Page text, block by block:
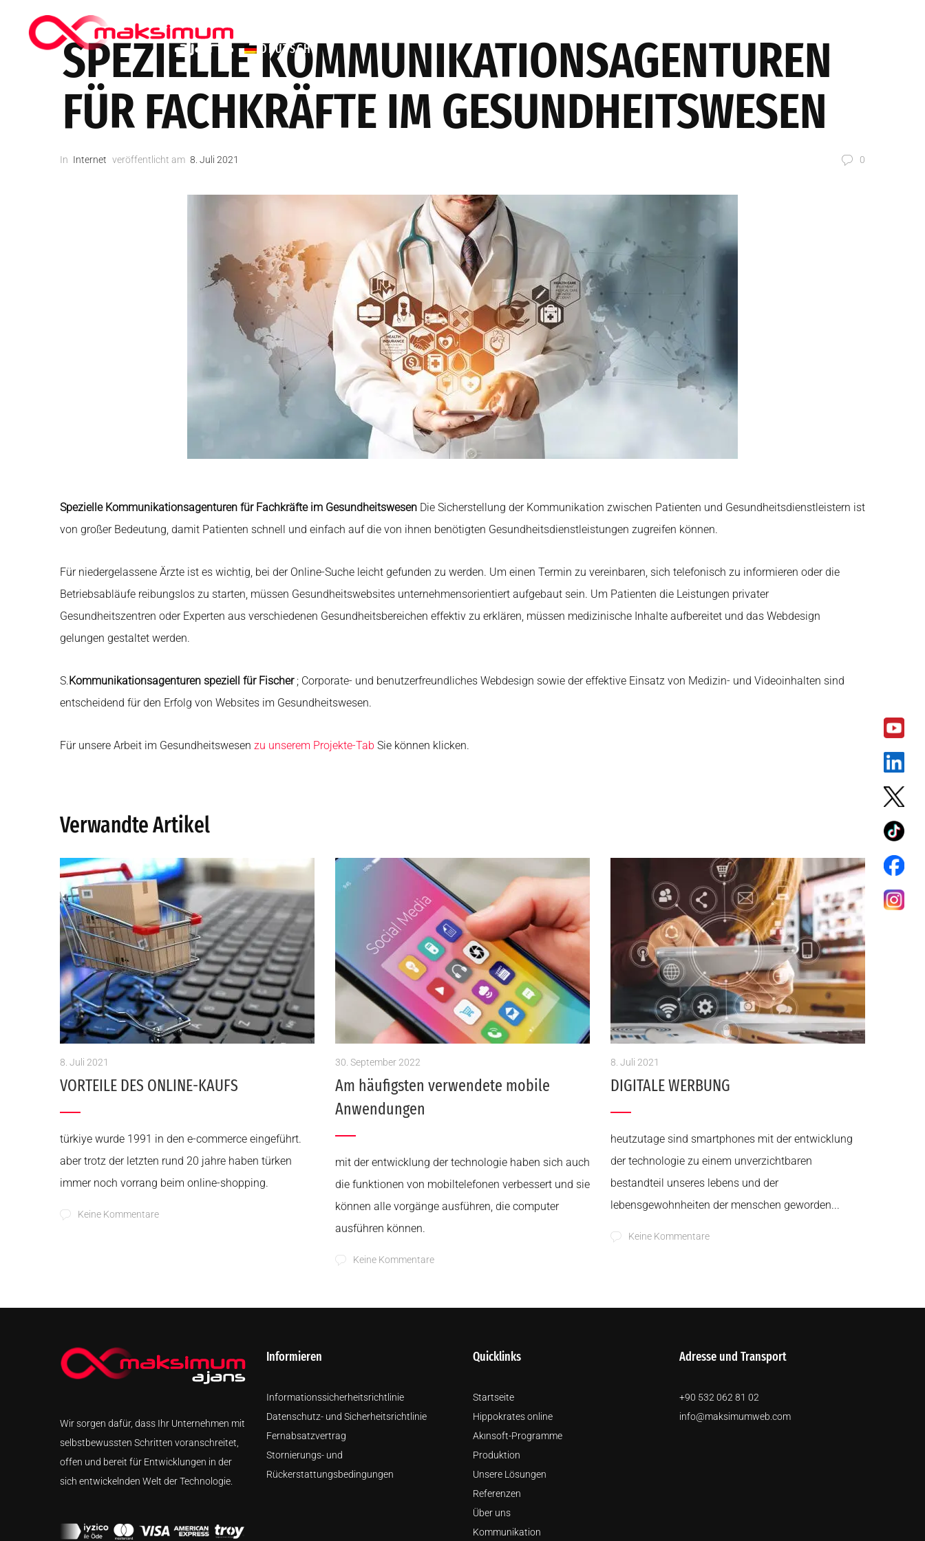
DEUTSCH
SPEZIELLE KOMMUNIKATIONSAGENTUREN
FÜR FACHKRÄFTE IM GESUNDHEITSWESEN
In Internet veröffentlicht am 8. Juli 2021 0
Spezielle Kommunikationsagenturen für Fachkräfte im Gesundheitswesen Die Sicherstellung der Kommunikation zwischen Patienten und Gesundheitsdienstleistern ist
von großer Bedeutung, damit Patienten schnell und einfach auf die von ihnen benötigten Gesundheitsdienstleistungen zugreifen können.
Für niedergelassene Ärzte ist es wichtig, bei der Online-Suche leicht gefunden zu werden. Um einen Termin zu vereinbaren, sich telefonisch zu informieren oder die
Betriebsabläufe reibungslos zu starten, müssen Gesundheitswebsites unternehmensorientiert aufgebaut sein. Um Patienten die Leistungen privater
Gesundheitszentren oder Experten aus verschiedenen Gesundheitsbereichen effektiv zu erklären, müssen medizinische Inhalte aufbereitet und das Webdesign
gelungen gestaltet werden.
S.Kommunikationsagenturen speziell für Fischer; Corporate- und benutzerfreundliches Webdesign sowie der effektive Einsatz von Medizin- und Videoinhalten sind
entscheidend für den Erfolg von Websites im Gesundheitswesen.
Für unsere Arbeit im Gesundheitswesen zu unserem Projekte-Tab Sie können klicken.
Verwandte Artikel
8. Juli 2021
VORTEILE DES ONLINE-KAUFS
türkiye wurde 1991 in den e-commerce eingeführt.
aber trotz der letzten rund 20 jahre haben türken
immer noch vorrang beim online-shopping.
Keine Kommentare
30. September 2022
Am häufigsten verwendete mobile
Anwendungen
mit der entwicklung der technologie haben sich auch
die funktionen von mobiltelefonen verbessert und sie
können alle vorgänge ausführen, die computer
ausführen können.
Keine Kommentare
8. Juli 2021
DIGITALE WERBUNG
heutzutage sind smartphones mit der entwicklung
der technologie zu einem unverzichtbaren
bestandteil unseres lebens und der
lebensgewohnheiten der menschen geworden...
Keine Kommentare
Wir sorgen dafür, dass Ihr Unternehmen mit
selbstbewussten Schritten voranschreitet,
offen und bereit für Entwicklungen in der
sich entwickelnden Welt der Technologie.
Informieren
Informationssicherheitsrichtlinie
Datenschutz- und Sicherheitsrichtlinie
Fernabsatzvertrag
Stornierungs- und
Rückerstattungsbedingungen
Quicklinks
Startseite
Hippokrates online
Akınsoft-Programme
Produktion
Unsere Lösungen
Referenzen
Über uns
Kommunikation
Adresse und Transport
+90 532 062 81 02
info@maksimumweb.com